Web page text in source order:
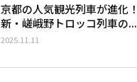
京都の人気観光列車が進化！
新・嵯峨野トロッコ列車の...
2025.11.11